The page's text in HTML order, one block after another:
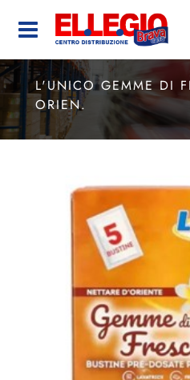
Open
L'UNICO GEMME DI
ORIEN.